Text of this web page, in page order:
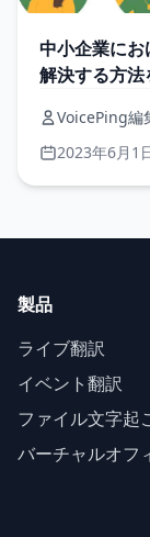
中小企業に
解決する方法
VoicePing編
2023年6月1
製品
ライブ翻訳
イベント翻訳
ファイル文字起
バーチャルオフ